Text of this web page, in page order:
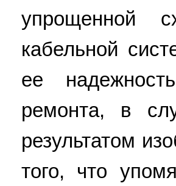
упрощенной
кабельной
ее
ремонта, в
результатом
того, что